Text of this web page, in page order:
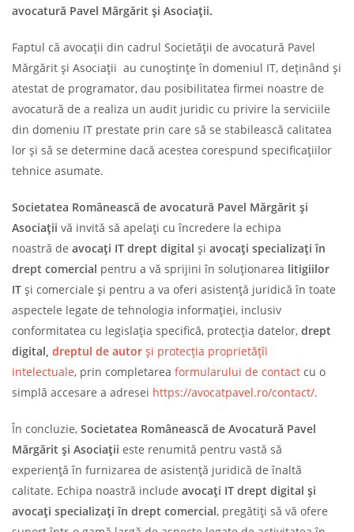
avocatură Pavel Mărgărit și Asociații.
Faptul că avocații din cadrul Societății de avocatură Pavel
Mărgărit și Asociații au cunoștințe în domeniul IT, deținând și
atestat de programator, dau posibilitatea firmei noastre de
avocatură de a realiza un audit juridic cu privire la serviciile
din domeniu IT prestate prin care să se stabilească calitatea
lor și să se determine dacă acestea corespund specificațiilor
tehnice asumate.
Societatea Românească de avocatură Pavel Mărgărit și
Asociații vă invită să apelați cu încredere la echipa
noastră de avocați IT drept digital și avocați specializațiîn
drept comercial pentru a vă sprijini în soluționarea litigiilor
IT și comerciale și pentru a va oferi asistență juridică în toate
aspectele legate de tehnologia informației, inclusiv
conformitatea cu legislația specifică, protecția datelor, drept
digital, dreptul de autor și protecția proprietățîi
intelectuale, prin completarea formularului de contact cu o
simplă accesare a adresei https://avocatpavel.ro/contact/.
În concluzie, Societatea Românească de Avocatură Pavel
Mărgărit și Asociații este renumită pentru vastă să
experiență în furnizarea de asistență juridică de înaltă
calitate. Echipa noastră include avocați IT drept digital și
avocați specializați în drept comercial, pregătiți să vă ofere